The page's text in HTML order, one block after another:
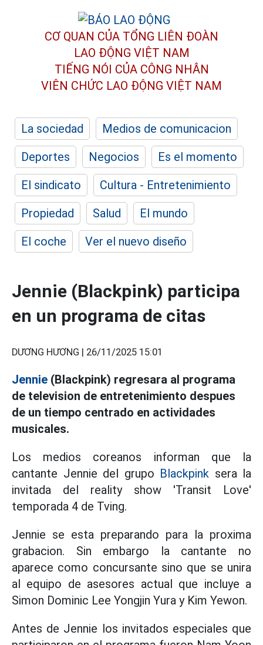
CƠ QUAN CỦA TỔNG LIÊN ĐOÀN
LAO ĐỘNG VIỆT NAM
TIẾNG NÓI CỦA CÔNG NHÂN
VIÊN CHỨC LAO ĐỘNG VIỆT NAM
La sociedad
Medios de comunicacion
Deportes
Negocios
Es el momento
El sindicato
Cultura - Entretenimiento
Propiedad
Salud
El mundo
El coche
Ver el nuevo diseño
Jennie (Blackpink) participa
en un programa de citas
DƯƠNG HƯƠNG | 26/11/2025 15:01
Jennie (Blackpink) regresara al programa
de television de entretenimiento despues
de un tiempo centrado en actividades
musicales.
Los medios coreanos informan que la
cantante Jennie del grupo Blackpink sera la
invitada del reality show 'Transit Love'
temporada 4 de Tving.
Jennie se esta preparando para la proxima
grabacion. Sin embargo la cantante no
aparece como concursante sino que se unira
al equipo de asesores actual que incluye a
Simon Dominic Lee Yongjin Yura y Kim Yewon.
Antes de Jennie los invitados especiales que